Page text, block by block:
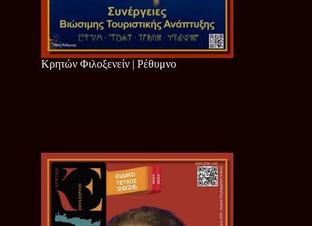
Κρητών Φιλοξενείν | Ρέθυμνο